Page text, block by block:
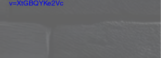
v=XtGBQYKe2Vc